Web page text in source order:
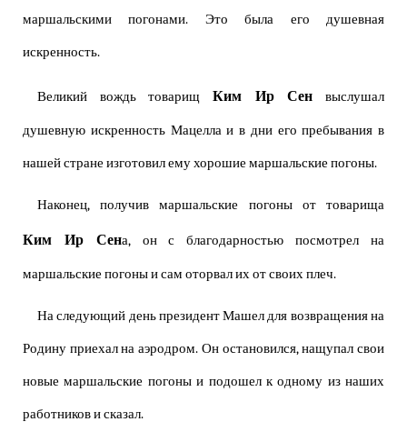
маршальскими погонами. Это была его душевная
искренность.
Великий вождь товарищ Ким Ир Сен выслушал
душевную искренность Мацелла и в дни его пребывания в
нашей стране изготовил ему хорошие маршальские погоны.
Наконец, получив маршальские погоны от товарища
Ким Ир Сена, он с благодарностью посмотрел на
маршальские погоны и сам оторвал их от своих плеч.
На следующий день президент Машел для возвращения на
Родину приехал на аэродром. Он остановился, нащупал свои
новые маршальские погоны и подошел к одному из наших
работников и сказал.